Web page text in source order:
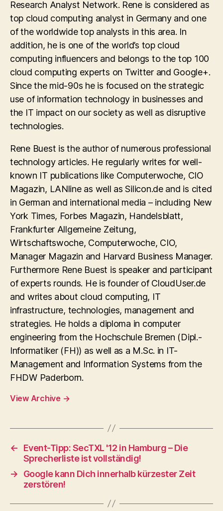
Research Analyst Network. Rene is considered as
top cloud computing analyst in Germany and one
of the worldwide top analysts in this area. In
addition, he is one of the world’s top cloud
computing influencers and belongs to the top 100
cloud computing experts on Twitter and Google+.
Since the mid-90s he is focused on the strategic
use of information technology in businesses and
the IT impact on our society as well as disruptive
technologies.
Rene Buest is the author of numerous professional
technology articles. He regularly writes for well-
known IT publications like Computerwoche, CIO
Magazin, LANline as well as Silicon.de and is cited
in German and international media – including New
York Times, Forbes Magazin, Handelsblatt,
Frankfurter Allgemeine Zeitung,
Wirtschaftswoche, Computerwoche, CIO,
Manager Magazin and Harvard Business Manager.
Furthermore Rene Buest is speaker and participant
of experts rounds. He is founder of CloudUser.de
and writes about cloud computing, IT
infrastructure, technologies, management and
strategies. He holds a diploma in computer
engineering from the Hochschule Bremen (Dipl.-
Informatiker (FH)) as well as a M.Sc. in IT-
Management and Information Systems from the
FHDW Paderborn.
View Archive →
←
Event-Tipp: SecTXL '12 in Hamburg – Die
Sprecherliste ist vollständig!
→
Google kann Dich innerhalb kürzester Zeit
zerstören!